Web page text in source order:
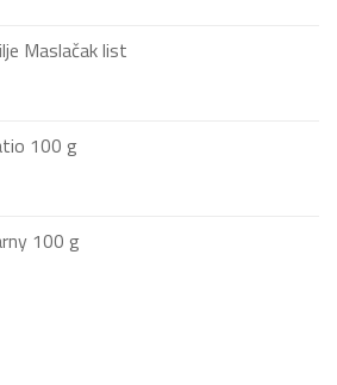
Maslačak list
100 g
100 g